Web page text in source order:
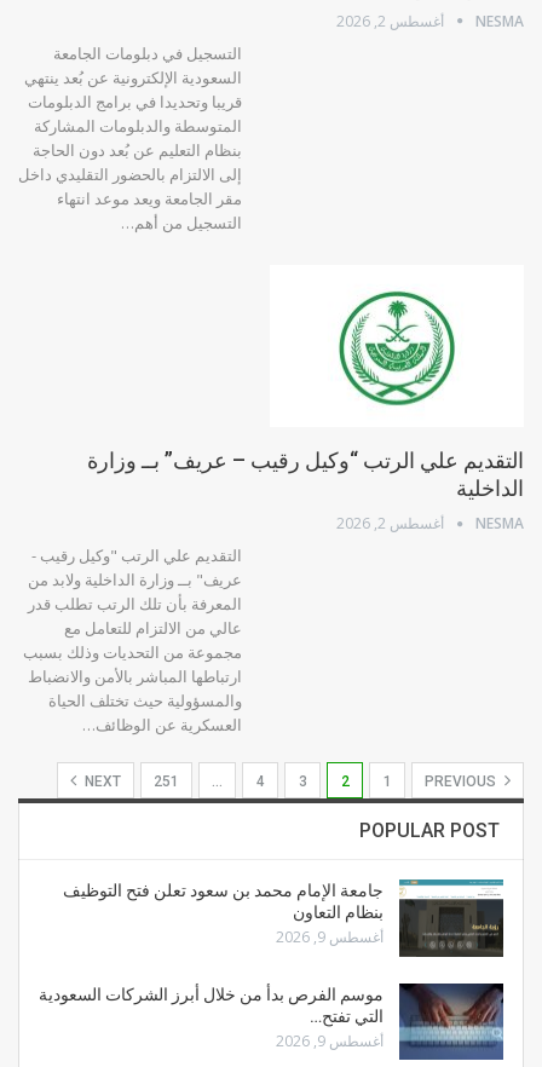
NESMA أغسطس 2, 2026
التسجيل في دبلومات الجامعة
السعودية الإلكترونية عن بُعد ينتهي
قريبا وتحديدا في برامج الدبلومات
المتوسطة والدبلومات المشاركة
بنظام التعليم عن بُعد دون الحاجة
إلى الالتزام بالحضور التقليدي داخل
مقر الجامعة ويعد موعد انتهاء
التسجيل من أهم…
التقديم علي الرتب “وكيل رقيب – عريف” بــ وزارة
الداخلية
NESMA أغسطس 2, 2026
التقديم علي الرتب "وكيل رقيب -
عريف" بــ وزارة الداخلية ولابد من
المعرفة بأن تلك الرتب تطلب قدر
عالي من الالتزام للتعامل مع
مجموعة من التحديات وذلك بسبب
ارتباطها المباشر بالأمن والانضباط
والمسؤولية حيث تختلف الحياة
العسكرية عن الوظائف…
1
2
3
4
…
251
NEXT
POPULAR POST
جامعة الإمام محمد بن سعود تعلن فتح التوظيف
بنظام التعاون
أغسطس 9, 2026
موسم الفرص بدأ من خلال أبرز الشركات السعودية
التي تفتح…
أغسطس 9, 2026